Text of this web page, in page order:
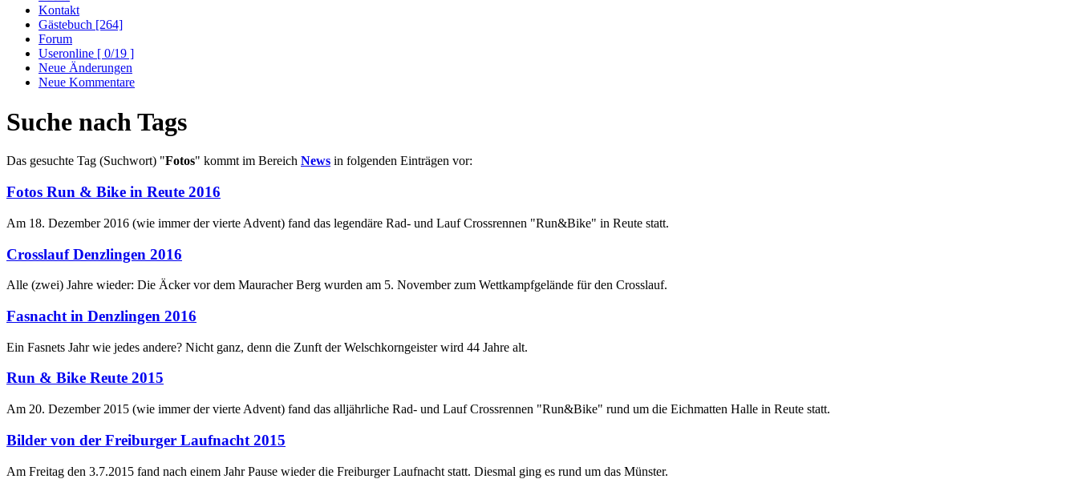
Kontakt
Gästebuch [264]
Forum
Useronline [ 0/19 ]
Neue Änderungen
Neue Kommentare
Suche nach Tags
Das gesuchte Tag (Suchwort) "Fotos" kommt im Bereich News in folgenden Einträgen vor:
Fotos Run & Bike in Reute 2016
Am 18. Dezember 2016 (wie immer der vierte Advent) fand das legendäre Rad- und Lauf Crossrennen "Run&Bike" in Reute statt.
Crosslauf Denzlingen 2016
Alle (zwei) Jahre wieder: Die Äcker vor dem Mauracher Berg wurden am 5. November zum Wettkampfgelände für den Crosslauf.
Fasnacht in Denzlingen 2016
Ein Fasnets Jahr wie jedes andere? Nicht ganz, denn die Zunft der Welschkorngeister wird 44 Jahre alt.
Run & Bike Reute 2015
Am 20. Dezember 2015 (wie immer der vierte Advent) fand das alljährliche Rad- und Lauf Crossrennen "Run&Bike" rund um die Eichmatten Halle in Reute statt.
Bilder von der Freiburger Laufnacht 2015
Am Freitag den 3.7.2015 fand nach einem Jahr Pause wieder die Freiburger Laufnacht statt. Diesmal ging es rund um das Münster.